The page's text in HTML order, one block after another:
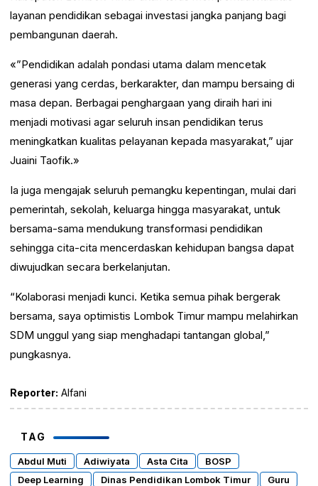
layanan pendidikan sebagai investasi jangka panjang bagi
pembangunan daerah.
«”Pendidikan adalah pondasi utama dalam mencetak
generasi yang cerdas, berkarakter, dan mampu bersaing di
masa depan. Berbagai penghargaan yang diraih hari ini
menjadi motivasi agar seluruh insan pendidikan terus
meningkatkan kualitas pelayanan kepada masyarakat,” ujar
Juaini Taofik.»
Ia juga mengajak seluruh pemangku kepentingan, mulai dari
pemerintah, sekolah, keluarga hingga masyarakat, untuk
bersama-sama mendukung transformasi pendidikan
sehingga cita-cita mencerdaskan kehidupan bangsa dapat
diwujudkan secara berkelanjutan.
“Kolaborasi menjadi kunci. Ketika semua pihak bergerak
bersama, saya optimistis Lombok Timur mampu melahirkan
SDM unggul yang siap menghadapi tantangan global,”
pungkasnya.
Reporter: Alfani
TAG
Abdul Muti Adiwiyata Asta Cita
BOSP
Deep Learning
Dinas Pendidikan Lombok Timur
Guru